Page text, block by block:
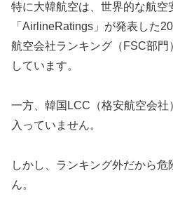
特に大韓航空は、世界的な航空
「AirlineRatings」が発表した
航空会社ランキング（FSC部門
しています。
一方、韓国LCC（格安航空会社
入っていません。
しかし、ランキング外だから
ん。